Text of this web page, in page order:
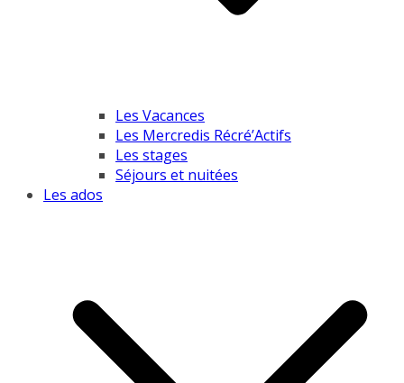
Les Vacances
Les Mercredis Récré’Actifs
Les stages
Séjours et nuitées
Les ados